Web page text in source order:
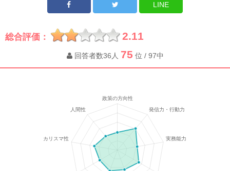
LINE
総合評価： 2.11
回答者数36人 75 位 / 97中